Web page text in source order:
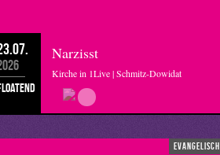
Narzisst
Kirche in 1Live | Schmitz-Dowidat
evangelisch